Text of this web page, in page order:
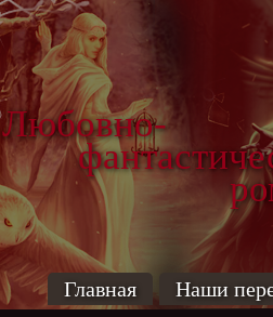
Любовно-
Главная Наши